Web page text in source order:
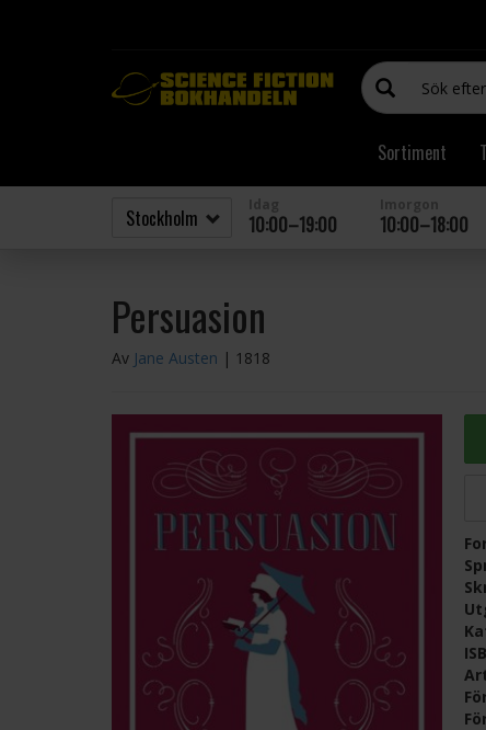
Sortiment
10:00–19:00 10:00–18:00
Persuasion
Av Jane Austen | 1818